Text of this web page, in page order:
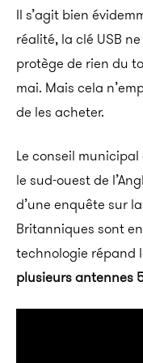
Il s’agit bien
réalité, la clé USB
protège de rien du
mai. Mais cela
de les acheter.
Le conseil
le sud-ouest de
d’une enquête sur
Britanniques sont
technologie répand
plusieurs antennes